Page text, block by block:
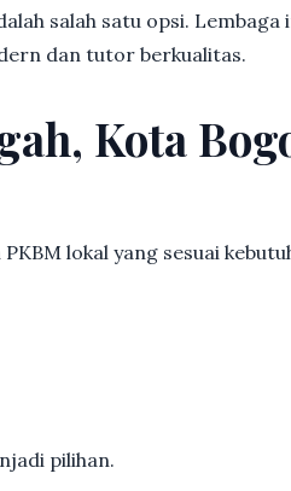
salah satu opsi. Lembaga
dan tutor berkualitas.
Kota
lokal yang sesuai
pilihan.